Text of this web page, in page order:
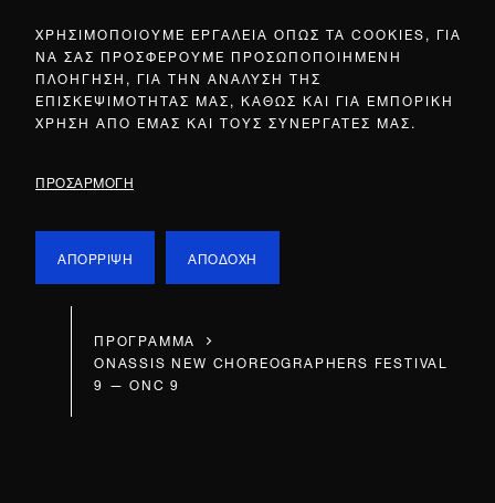
ΧΡΗΣΙΜΟΠΟΙΟΥΜΕ ΕΡΓΑΛΕΙΑ ΟΠΩΣ ΤΑ COOKIES, ΓΙΑ
ΝΑ ΣΑΣ ΠΡΟΣΦΕΡΟΥΜΕ ΠΡΟΣΩΠΟΠΟΙΗΜΕΝΗ
ΠΛΟΗΓΗΣΗ, ΓΙΑ ΤΗΝ ΑΝΑΛΥΣΗ ΤΗΣ
ΕΠΙΣΚΕΨΙΜΟΤΗΤΑΣ ΜΑΣ, ΚΑΘΩΣ ΚΑΙ ΓΙΑ ΕΜΠΟΡΙΚΗ
ΧΡΗΣΗ ΑΠΟ ΕΜΑΣ ΚΑΙ ΤΟΥΣ ΣΥΝΕΡΓΑΤΕΣ ΜΑΣ.
ΠΡΟΣΑΡΜΟΓΗ
ΑΠΟΡΡΙΨΗ ΑΠΟΔΟΧΗ
ΠΡΟΓΡΑΜΜΑ
ONASSIS NEW CHOREOGRAPHERS FESTIVAL
9 — ONC 9